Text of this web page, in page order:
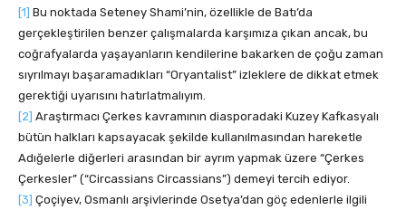
[1] Bu noktada Seteney Shami’nin, özellikle de Batı’da
gerçekleştirilen benzer çalışmalarda karşımıza çıkan ancak, bu
coğrafyalarda yaşayanların kendilerine bakarken de çoğu zaman
sıyrılmayı başaramadıkları “Oryantalist” izleklere de dikkat etmek
gerektiği uyarısını hatırlatmalıyım.
[2] Araştırmacı Çerkes kavramının diasporadaki Kuzey Kafkasyalı
bütün halkları kapsayacak şekilde kullanılmasından hareketle
Adığelerle diğerleri arasından bir ayrım yapmak üzere “Çerkes
Çerkesler” (“Circassians Circassians”) demeyi tercih ediyor.
[3] Çoçiyev, Osmanlı arşivlerinde Osetya’dan göç edenlerle ilgili